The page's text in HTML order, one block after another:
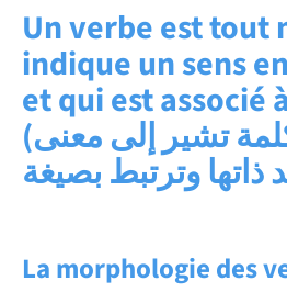
Un verbe est tout
indique un sens
et qui est associé
(الفعل هو أي كلمة تشير إلى معنى
La morphologie des